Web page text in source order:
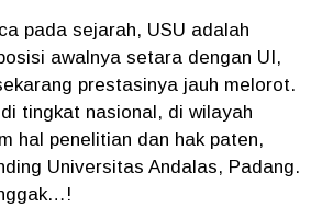
pada sejarah, USU adalah
awalnya setara dengan UI,
prestasinya jauh melorot.
tingkat nasional, di wilayah
hal penelitian dan hak paten,
Universitas Andalas, Padang.